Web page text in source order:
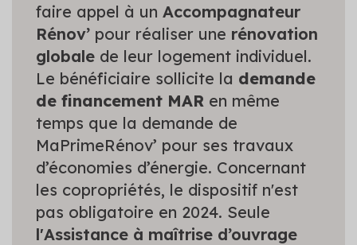
faire appel à un Accompagnateur
Rénov’ pour réaliser une rénovation
globale de leur logement individuel.
Le bénéficiaire sollicite la demande
de financement MAR en même
temps que la demande de
MaPrimeRénov’ pour ses travaux
d’économies d’énergie. Concernant
les copropriétés, le dispositif n'est
pas obligatoire en 2024. Seule
l'Assistance à maîtrise d’ouvrage